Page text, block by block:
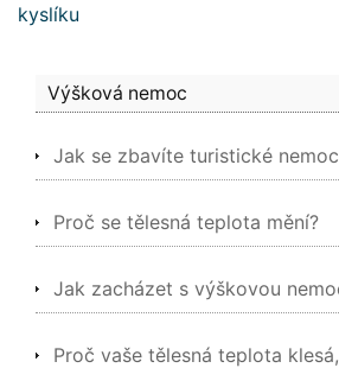
kyslíku
Výšková nemoc
Jak se zbavíte turistické
Proč se tělesná teplota mění?
Jak zacházet s výškovou
Proč vaše tělesná teplota